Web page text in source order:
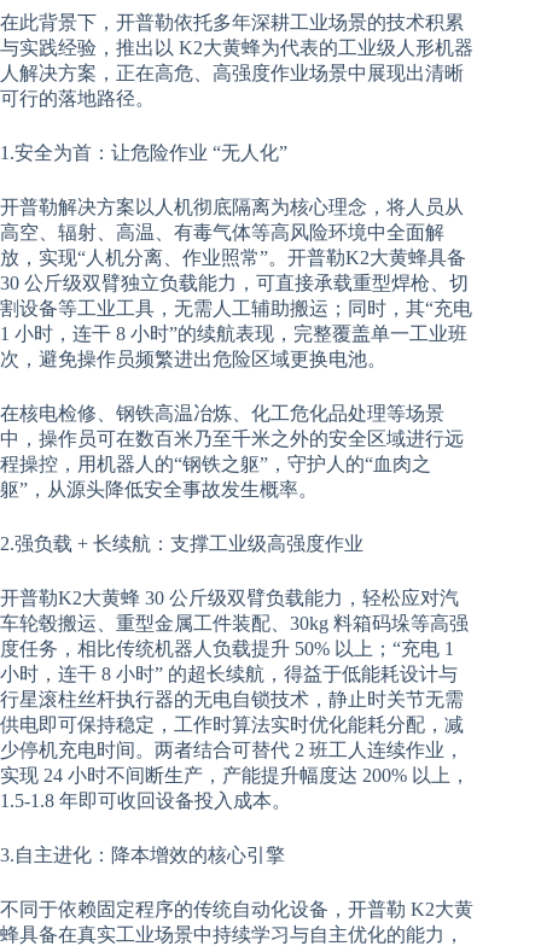
在此背景下，开普勒依托多年深耕工业场景的技术积累
与实践经验，推出以 K2大黄蜂为代表的工业级人形机器
人解决方案，正在高危、高强度作业场景中展现出清晰
可行的落地路径。
1.安全为首：让危险作业 “无人化”
开普勒解决方案以人机彻底隔离为核心理念，将人员从
高空、辐射、高温、有毒气体等高风险环境中全面解
放，实现“人机分离、作业照常”。开普勒K2大黄蜂具备
30 公斤级双臂独立负载能力，可直接承载重型焊枪、切
割设备等工业工具，无需人工辅助搬运；同时，其“充电
1 小时，连干 8 小时”的续航表现，完整覆盖单一工业班
次，避免操作员频繁进出危险区域更换电池。
在核电检修、钢铁高温冶炼、化工危化品处理等场景
中，操作员可在数百米乃至千米之外的安全区域进行远
程操控，用机器人的“钢铁之躯”，守护人的“血肉之
躯”，从源头降低安全事故发生概率。
2.强负载 + 长续航：支撑工业级高强度作业
开普勒K2大黄蜂 30 公斤级双臂负载能力，轻松应对汽
车轮毂搬运、重型金属工件装配、30kg 料箱码垛等高强
度任务，相比传统机器人负载提升 50% 以上；“充电 1
小时，连干 8 小时” 的超长续航，得益于低能耗设计与
行星滚柱丝杆执行器的无电自锁技术，静止时关节无需
供电即可保持稳定，工作时算法实时优化能耗分配，减
少停机充电时间。两者结合可替代 2 班工人连续作业，
实现 24 小时不间断生产，产能提升幅度达 200% 以上，
1.5-1.8 年即可收回设备投入成本。
3.自主进化：降本增效的核心引擎
不同于依赖固定程序的传统自动化设备，开普勒 K2大黄
蜂具备在真实工业场景中持续学习与自主优化的能力，